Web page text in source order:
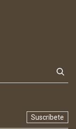
Suscríbete